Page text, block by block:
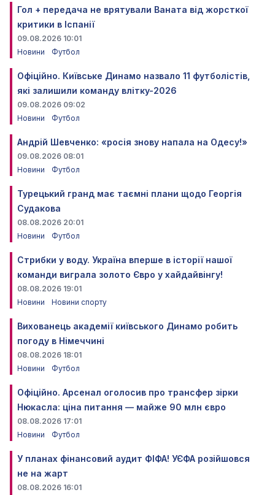
Гол + передача не врятували Ваната від жорсткої
критики в Іспанії
09.08.2026 10:01
Новини
Футбол
Офіційно. Київське Динамо назвало 11 футболістів,
які залишили команду влітку-2026
09.08.2026 09:02
Новини
Футбол
Андрій Шевченко: «росія знову напала на Одесу!»
09.08.2026 08:01
Новини
Футбол
Турецький гранд має таємні плани щодо Георгія
Судакова
08.08.2026 20:01
Новини
Футбол
Стрибки у воду. Україна вперше в історії нашої
команди виграла золото Євро у хайдайвінгу!
08.08.2026 19:01
Новини
Новини спорту
Вихованець академії київського Динамо робить
погоду в Німеччині
08.08.2026 18:01
Новини
Футбол
Офіційно. Арсенал оголосив про трансфер зірки
Нюкасла: ціна питання — майже 90 млн євро
08.08.2026 17:01
Новини
Футбол
У планах фінансовий аудит ФІФА! УЄФА розійшовся
не на жарт
08.08.2026 16:01